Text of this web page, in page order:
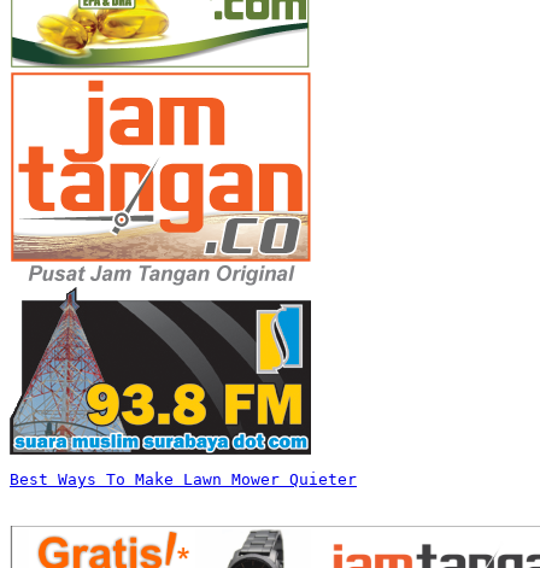
Best Ways To Make Lawn Mower Quieter